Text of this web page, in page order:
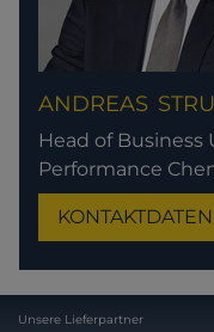
ANDREAS
Head of Business
Performance
Unsere Lieferpartner